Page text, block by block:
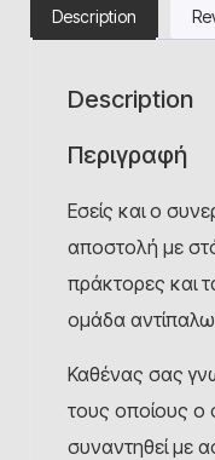
Description
Description
Περιγραφή
Εσείς και ο
αποστολή με
πράκτορες και
ομάδα
Καθένας σας
τους οποίους ο
συναντηθεί με